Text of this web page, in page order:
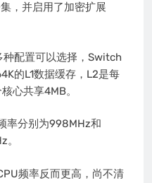
，并启用了加密扩展
种配置可以选择，Switch
的L1数据缓存，L2是每
心共享4MB。
率分别为998MHz和
。
频率反而更高，尚不清